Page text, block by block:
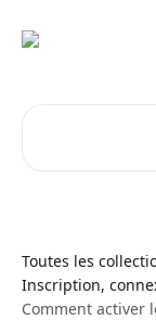
Toutes les
Inscription,
Comment activer